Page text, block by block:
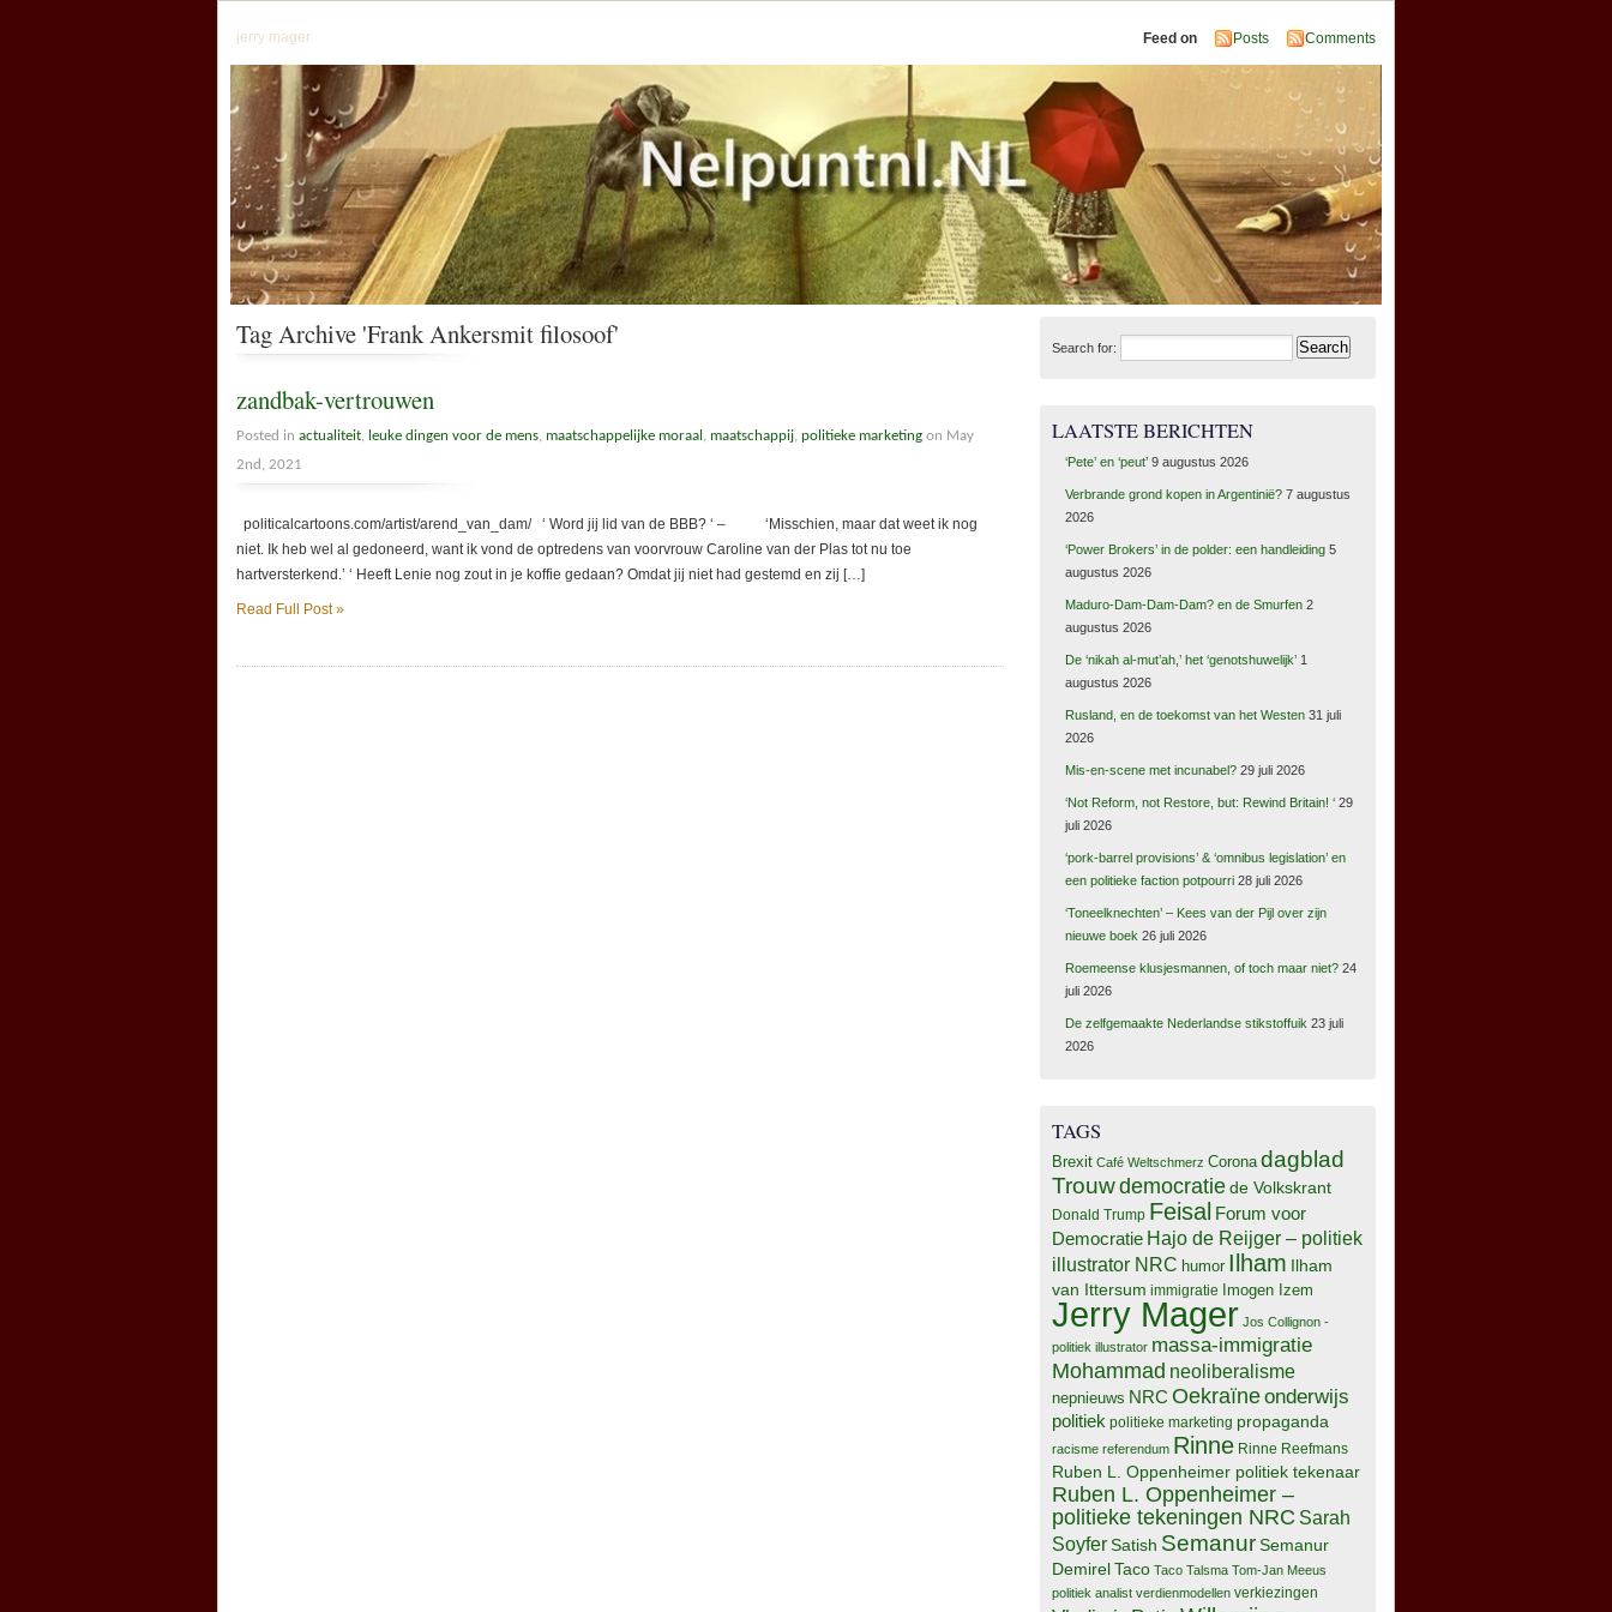
jerry mager Feed on Posts Comments
Tag Archive 'Frank Ankersmit filosoof'
zandbak-vertrouwen
Posted in actualiteit leuke dingen voor de mens maatschappelijke moraal maatschappij politieke marketing on May
2nd, 2021
politicalcartoons.com/artist/arend_van_dam/ ‘ Word jij lid van de BBB? ‘ – ‘Misschien, maar dat weet ik nog
niet. Ik heb wel al gedoneerd, want ik vond de optredens van voorvrouw Caroline van der Plas tot nu toe
hartversterkend.’ ‘ Heeft Lenie nog zout in je koffie gedaan? Omdat jij niet had gestemd en zij […]
Read Full Post »
Search for:
LAATSTE BERICHTEN
‘Pete’ en ‘peut’ 9 augustus 2026
Verbrande grond kopen in Argentinië? 7 augustus
2026
‘Power Brokers’ in de polder: een handleiding 5
augustus 2026
Maduro-Dam-Dam-Dam? en de Smurfen 2
augustus 2026
De ‘nikah al-mut’ah,’ het ‘genotshuwelijk’ 1
augustus 2026
Rusland, en de toekomst van het Westen 31 juli
2026
Mis-en-scene met incunabel? 29 juli 2026
‘Not Reform, not Restore, but: Rewind Britain! ‘ 29
juli 2026
‘pork-barrel provisions’ & ‘omnibus legislation’ en
een politieke faction potpourri 28 juli 2026
‘Toneelknechten’ – Kees van der Pijl over zijn
nieuwe boek 26 juli 2026
Roemeense klusjesmannen, of toch maar niet? 24
juli 2026
De zelfgemaakte Nederlandse stikstoffuik 23 juli
2026
TAGS
Brexit Café Weltschmerz Corona dagblad
Trouwdemocratiede Volkskrant
Donald Trump Feisal Forum voor
Democratie Hajo de Reijger – politiek
illustrator NRC humor Ilham Ilham
van Ittersum immigratie Imogen Izem
Jerry Mager Jos Collignon -
politiek illustrator massa-immigratie
Mohammad neoliberalisme
nepnieuws NRC Oekraïneonderwijs
politiek politieke marketing propaganda
racisme referendum Rinne Rinne Reefmans
Ruben L. Oppenheimer politiek tekenaar
Ruben L. Oppenheimer –
politieke tekeningen NRC Sarah
Soyfer Satish SemanurSemanur
DemirelTaco Taco Talsma Tom-Jan Meeus
politiek analist verdienmodellen verkiezingen